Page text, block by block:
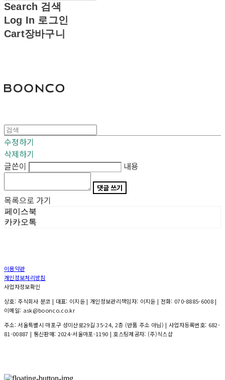
Search 검색
Log In 로그인
Cart장바구니
수정하기
삭제하기
글쓴이
내용
댓글 쓰기
목록으로 가기
페이스북
카카오톡
이용약관
개인정보처리방침
사업자정보확인
상호: 주식회사 분코 | 대표: 이지윤 | 개인정보관리책임자: 이지윤 | 전화: 070-8885-6008 |
이메일: ask@boonco.co.kr
주소: 서울특별시 마포구 성미산로29길 35-24, 2층 (반품 주소 아님) | 사업자등록번호: 682-
81-00887 | 통신판매: 2024-서울마포-1190 | 호스팅제공자: (주)식스샵